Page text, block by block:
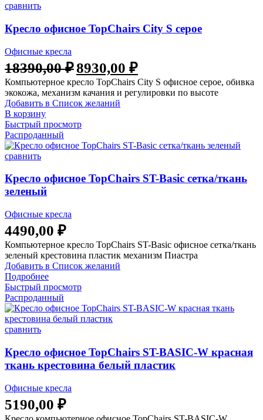
сравнить
Кресло офисное TopChairs City S серое
Офисные кресла
18390,00₽8930,00 ₽
Компьютерное кресло TopChairs City S офисное серое, обивка
экокожа, механизм качания и регулировки по высоте
Добавить в Список желаний
В корзину
Быстрый просмотр
Распроданный
сравнить
Кресло офисное TopChairs ST-Basic сетка/ткань
зеленый
Офисные кресла
4490,00 ₽
Компьютерное кресло TopChairs ST-Basic офисное сетка/ткань
зеленый крестовина пластик механизм Пиастра
Добавить в Список желаний
Подробнее
Быстрый просмотр
Распроданный
сравнить
Кресло офисное TopChairs ST-BASIC-W красная
ткань крестовина белый пластик
Офисные кресла
5190,00 ₽